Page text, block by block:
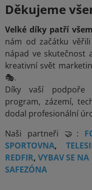
Děkujeme
Velké díky patří
nám od začátku
nápad ve skutečnost
kreativní svět
🎭.
Díky vaší podpoře
program, zázemí,
dodal profesionální
Naši partneři 🤝:
SPORTOVNA,
REDFIR,VYBAV SE NA
SAFEZÓNA